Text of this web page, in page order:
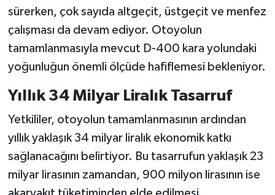
sürerken, çok sayıda altgeçit, üstgeçit ve menfez
çalışması da devam ediyor. Otoyolun
tamamlanmasıyla mevcut D-400 kara yolundaki
yoğunluğun önemli ölçüde hafiflemesi bekleniyor.
Yıllık 34 Milyar Liralık Tasarruf
Yetkililer, otoyolun tamamlanmasının ardından
yıllık yaklaşık 34 milyar liralık ekonomik katkı
sağlanacağını belirtiyor. Bu tasarrufun yaklaşık 23
milyar lirasının zamandan, 900 milyon lirasının ise